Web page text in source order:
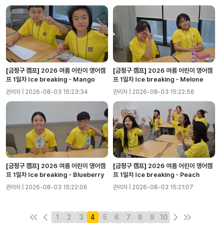
[금정구 캠프] 2026 여름 어린이 영어캠
프 1일차 Ice breaking - Mango
관리자 | 2026-08-03 15:23:34
[금정구 캠프] 2026 여름 어린이 영어캠
프 1일차 Ice breaking - Melone
관리자 | 2026-08-03 15:22:56
[금정구 캠프] 2026 여름 어린이 영어캠
프 1일차 Ice breaking - Blueberry
관리자 | 2026-08-03 15:22:06
[금정구 캠프] 2026 여름 어린이 영어캠
프 1일차 Ice breaking - Peach
관리자 | 2026-08-03 15:21:07
1 2 3 4 5 6 7 8 9 10